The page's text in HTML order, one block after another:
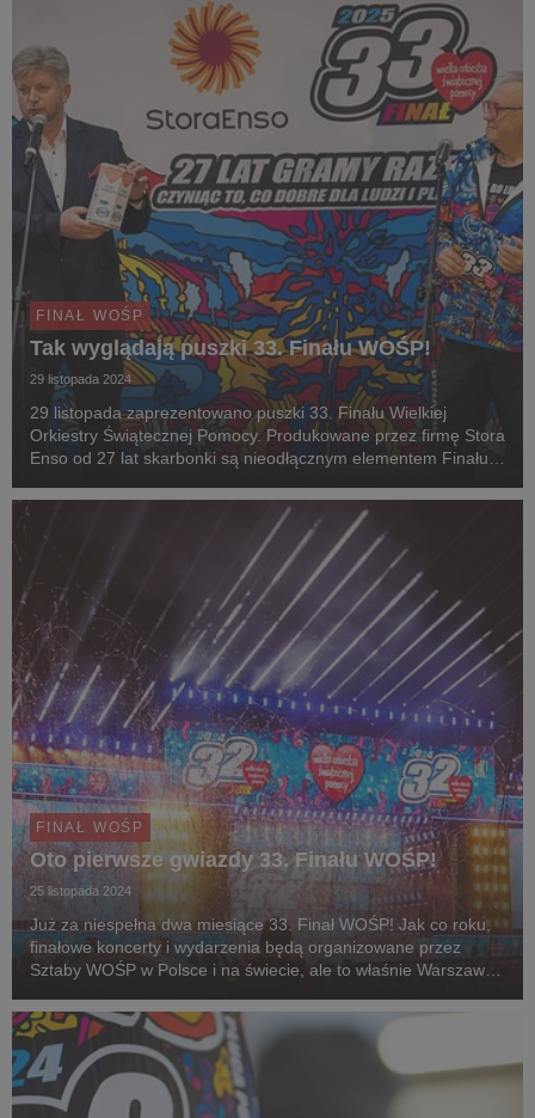
FINAŁ WOŚP
Tak wyglądają puszki 33. Finału WOŚP!
29 listopada 2024
29 listopada zaprezentowano puszki 33. Finału Wielkiej
Orkiestry Świątecznej Pomocy. Produkowane przez firmę Stora
Enso od 27 lat skarbonki są nieodłącznym elementem Finału.
materiałów odnawialnych i nadające się do re...
FINAŁ WOŚP
Oto pierwsze gwiazdy 33. Finału WOŚP!
25 listopada 2024
Już za niespełna dwa miesiące 33. Finał WOŚP! Jak co roku,
finałowe koncerty i wydarzenia będą organizowane przez
Sztaby WOŚP w Polsce i na świecie, ale to właśnie Warszawa
pierwsze trzy gwiazdy, które wystąpią ...